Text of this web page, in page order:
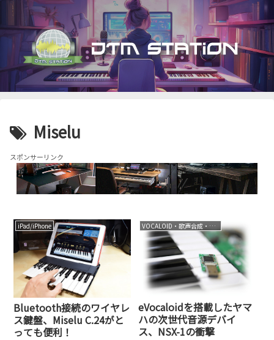
Miselu
スポンサーリンク
iPad/iPhone
Bluetooth接続のワイヤレ
ス鍵盤、Miselu C.24がと
っても便利！
VOCALOID・歌声合成・音声合成
eVocaloidを搭載したヤマ
ハの次世代音源デバイ
ス、NSX-1の衝撃